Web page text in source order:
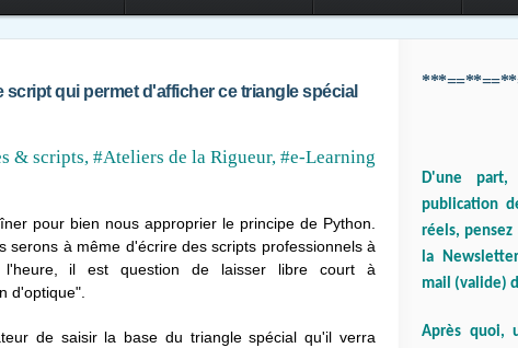
qui permet d'afficher ce triangle spécial
& scripts, #Ateliers de la Rigueur, #e-Learning
pour bien nous approprier le principe de Python.
serons à même d'écrire des scripts professionnels à
il est question de laisser libre court à
d'optique".
de saisir la base du triangle spécial qu'il verra
D'une
publication
réels,
la
mail (valide)
Après quoi,